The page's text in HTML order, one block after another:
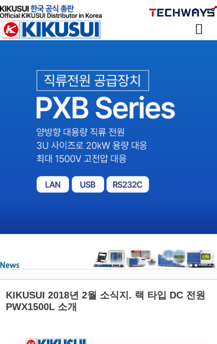
KIKUSUI 2018년 2월 소식지. 랙 타입 DC 전원
PWX1500L 소개
스케치북5
스케치북5